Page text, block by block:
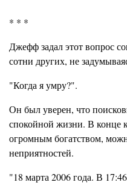
* * *
Джефф задал этот вопрос
сотни других, не
"Когда я умру?".
Он был уверен, что
спокойной жизни. В конце
огромным богатством,
неприятностей.
"18 марта 2006 года. В